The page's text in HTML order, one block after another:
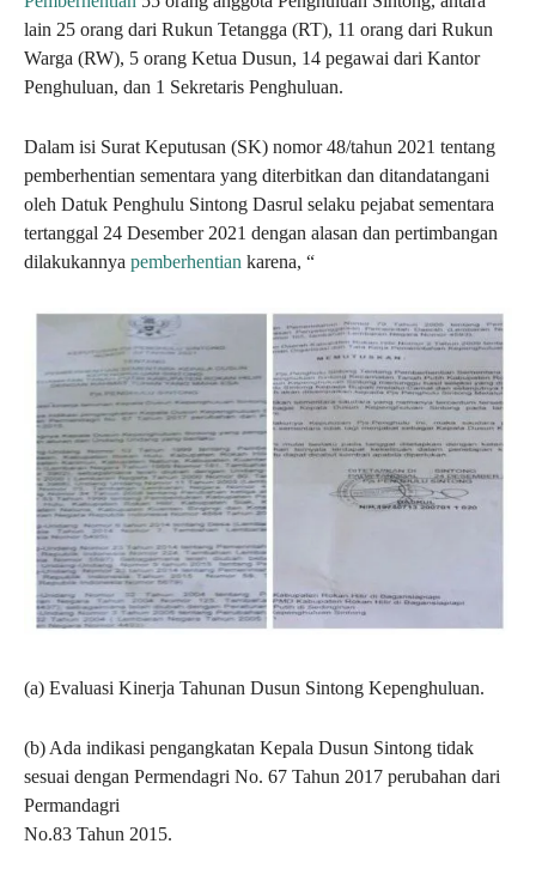
lain 25 orang dari Rukun Tetangga (RT), 11 orang dari Rukun
Warga (RW), 5 orang Ketua Dusun, 14 pegawai dari Kantor
Penghuluan, dan 1 Sekretaris Penghuluan.
Dalam isi Surat Keputusan (SK) nomor 48/tahun 2021 tentang
pemberhentian sementara yang diterbitkan dan ditandatangani
oleh Datuk Penghulu Sintong Dasrul selaku pejabat sementara
tertanggal 24 Desember 2021 dengan alasan dan pertimbangan
dilakukannya pemberhentian karena, “
(a) Evaluasi Kinerja Tahunan Dusun Sintong Kepenghuluan.
(b) Ada indikasi pengangkatan Kepala Dusun Sintong tidak
sesuai dengan Permendagri No. 67 Tahun 2017 perubahan dari
Permandagri
No.83 Tahun 2015.